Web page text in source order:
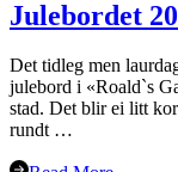
Julebordet
Det tidleg men
julebord i «Roald`s
stad. Det blir ei litt
rundt …